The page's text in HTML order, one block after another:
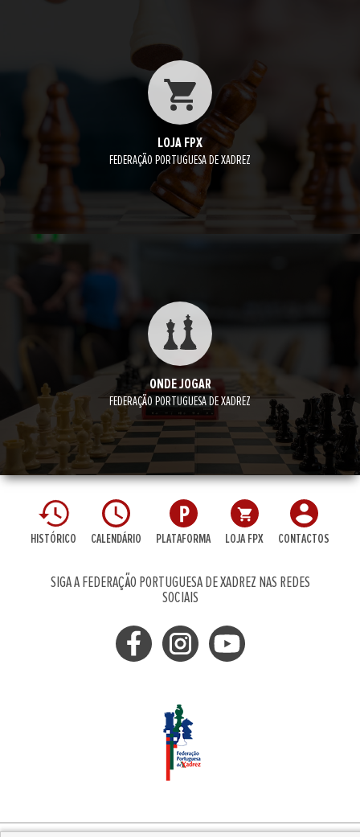
LOJA FPX
FEDERAÇÃO PORTUGUESA DE XADREZ
ONDE JOGAR
FEDERAÇÃO PORTUGUESA DE XADREZ
HISTÓRICO CALENDÁRIO PLATAFORMA LOJA FPX CONTACTOS
SIGA A FEDERAÇÃO PORTUGUESA DE XADREZ NAS REDES
SOCIAIS